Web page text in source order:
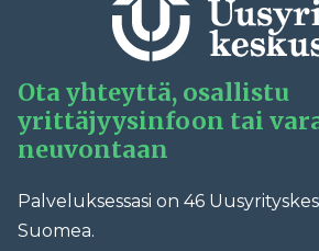
Ota yhteyttä, osallistu
yrittäjyysinfoon tai
neuvontaan
Palveluksessasi on 46
Suomea.